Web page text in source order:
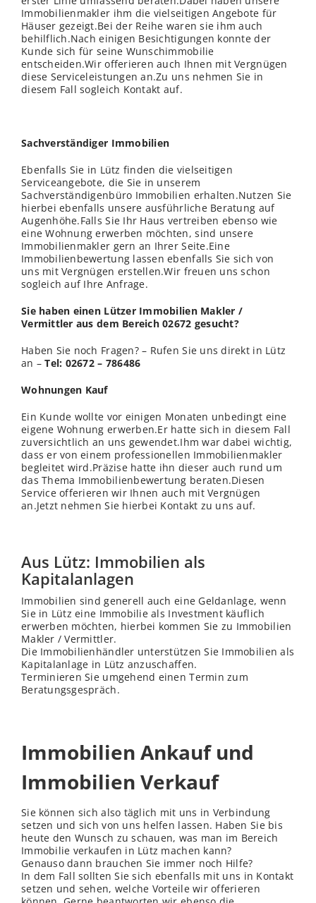
Immobilienmakler ihm die vielseitigen Angebote für
Häuser gezeigt.Bei der Reihe waren sie ihm auch
behilflich.Nach einigen Besichtigungen konnte der
Kunde sich für seine Wunschimmobilie
entscheiden.Wir offerieren auch Ihnen mit Vergnügen
diese Serviceleistungen an.Zu uns nehmen Sie in
diesem Fall sogleich Kontakt auf.
Sachverständiger Immobilien
Ebenfalls Sie in Lütz finden die vielseitigen
Serviceangebote, die Sie in unserem
Sachverständigenbüro Immobilien erhalten.Nutzen Sie
hierbei ebenfalls unsere ausführliche Beratung auf
Augenhöhe.Falls Sie Ihr Haus vertreiben ebenso wie
eine Wohnung erwerben möchten, sind unsere
Immobilienmakler gern an Ihrer Seite.Eine
Immobilienbewertung lassen ebenfalls Sie sich von
uns mit Vergnügen erstellen.Wir freuen uns schon
sogleich auf Ihre Anfrage.
Sie haben einen Lützer Immobilien Makler /
Vermittler aus dem Bereich 02672 gesucht?
Haben Sie noch Fragen? – Rufen Sie uns direkt in Lütz
an –Tel: 02672 – 786486
Wohnungen Kauf
Ein Kunde wollte vor einigen Monaten unbedingt eine
eigene Wohnung erwerben.Er hatte sich in diesem Fall
zuversichtlich an uns gewendet.Ihm war dabei wichtig,
dass er von einem professionellen Immobilienmakler
begleitet wird.Präzise hatte ihn dieser auch rund um
das Thema Immobilienbewertung beraten.Diesen
Service offerieren wir Ihnen auch mit Vergnügen
an.Jetzt nehmen Sie hierbei Kontakt zu uns auf.
Aus Lütz: Immobilien als
Kapitalanlagen
Immobilien sind generell auch eine Geldanlage, wenn
Sie in Lütz eine Immobilie als Investment käuflich
erwerben möchten, hierbei kommen Sie zu Immobilien
Makler / Vermittler.
Die Immobilienhändler unterstützen Sie Immobilien als
Kapitalanlage in Lütz anzuschaffen.
Terminieren Sie umgehend einen Termin zum
Beratungsgespräch.
Immobilien Ankauf und
Immobilien Verkauf
Sie können sich also täglich mit uns in Verbindung
setzen und sich von uns helfen lassen. Haben Sie bis
heute den Wunsch zu schauen, was man im Bereich
Immobilie verkaufen in Lütz machen kann?
Genauso dann brauchen Sie immer noch Hilfe?
In dem Fall sollten Sie sich ebenfalls mit uns in Kontakt
setzen und sehen, welche Vorteile wir offerieren